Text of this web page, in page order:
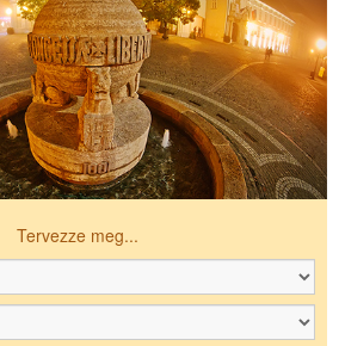
Tervezze meg...